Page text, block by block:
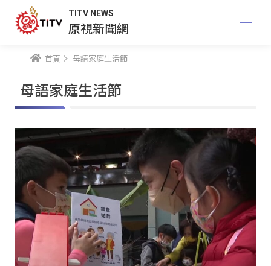
TITV NEWS
原視新聞網
首頁 母語家庭生活節
母語家庭生活節